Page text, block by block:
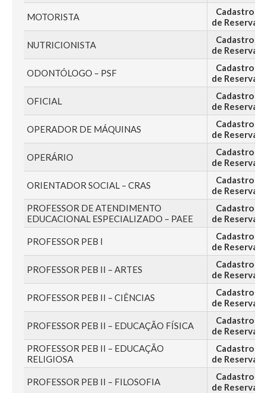
MOTORISTA
Cadastro
de Reserva
NUTRICIONISTA
Cadastro
de Reserva
ODONTÓLOGO – PSF
Cadastro
de Reserva
OFICIAL
Cadastro
de Reserva
OPERADOR DE MÁQUINAS
Cadastro
de Reserva
OPERÁRIO
Cadastro
de Reserva
ORIENTADOR SOCIAL – CRAS
Cadastro
de Reserva
PROFESSOR DE ATENDIMENTO
EDUCACIONAL ESPECIALIZADO – PAEE
Cadastro
de Reserva
PROFESSOR PEB I
Cadastro
de Reserva
PROFESSOR PEB II – ARTES
Cadastro
de Reserva
PROFESSOR PEB II – CIÊNCIAS
Cadastro
de Reserva
PROFESSOR PEB II – EDUCAÇÃO FÍSICA
Cadastro
de Reserva
PROFESSOR PEB II – EDUCAÇÃO
RELIGIOSA
Cadastro
de Reserva
PROFESSOR PEB II – FILOSOFIA
Cadastro
de Reserva